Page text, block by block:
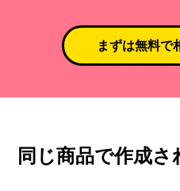
まずは無料で
同じ商品で作成